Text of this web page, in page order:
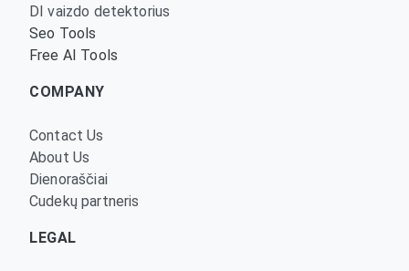
DI vaizdo detektorius
Seo Tools
Free AI Tools
COMPANY
Contact Us
About Us
Dienoraščiai
Cudekų partneris
LEGAL